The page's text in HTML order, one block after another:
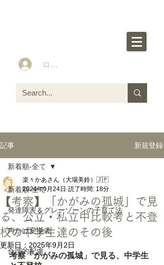
ログイン
記事 新規登録
新着順-全て
発達障害＆グレーゾーンの子育て法
声かけ変換表
合理的配慮
新着順-全て
【考察】「かがみの孤城」で見
る、公立・私立中比較考と不登
校の中学生達のその後
楽々かあさん（大場美鈴）🇯🇵
2024年9月24日 読了時間: 18分
更新日： 2025年9月2日
考察「かがみの孤城」で見る、中学生